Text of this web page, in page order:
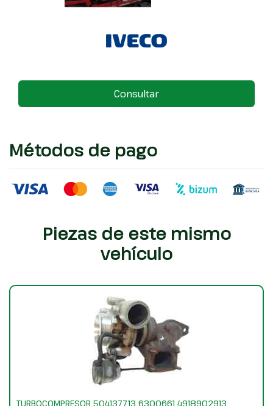
Consultar
Métodos de pago
Piezas de este mismo
vehículo
TURBOCOMPRESOR 504137713 6300661 4918902913